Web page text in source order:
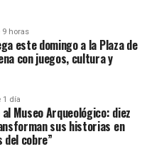
9 horas
este domingo a la Plaza de
con juegos, cultura y
1 día
Museo Arqueológico: diez
sus historias en
del cobre”